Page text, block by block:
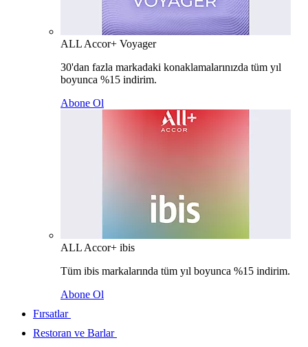
ALL Accor+ Voyager
30'dan fazla markadaki konaklamalarınızda tüm yıl
boyunca %15 indirim.
Abone Ol
ALL Accor+ ibis
Tüm ibis markalarında tüm yıl boyunca %15 indirim.
Abone Ol
Fırsatlar
Restoran ve Barlar